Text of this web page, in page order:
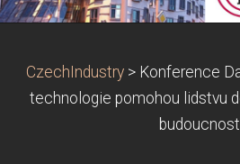
CzechIndustry > Konference
technologie pomohou lidstvu